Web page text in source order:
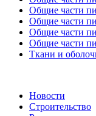
Общие части
Общие части
Общие части
Общие части
Ткани и
Новости
Строительство